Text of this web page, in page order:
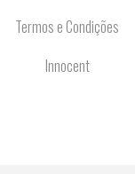
Termos e Condições
Innocent